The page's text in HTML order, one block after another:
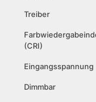
Treiber
(CRI)
Eingangsspannung
Dimmbar